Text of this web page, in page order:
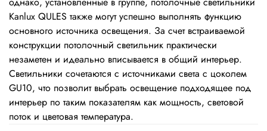
Kanlux QULES также могут успешно выполнять функцию
основного источника освещения. За счет встраиваемой
конструкции потолочный светильник практически
незаметен и идеально вписывается в общий интерьер.
Светильники сочетаются с источниками света с цоколем
GU10, что позволит выбрать освещение подходящее под
интерьер по таким показателям как мощность, световой
поток и цветовая температура.